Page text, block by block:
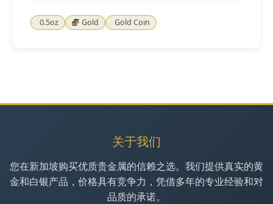
0.5oz Gold Gold Coin
关于我们
您在新加坡购买优质贵金属的信赖之选。我们提供真实的黄
金和白银产品，价格具有竞争力，凭借多年的专业经验和对
品质的承诺。